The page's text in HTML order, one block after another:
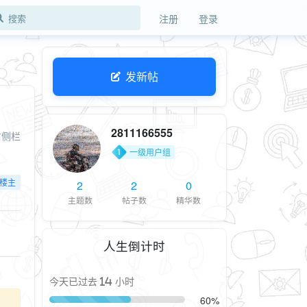
注册 登录
栏
主
发新帖
2811166555
一级用户组
2
主题数
2
帖子数
0
精华数
人生倒计时
今天已过去 14 小时
60%